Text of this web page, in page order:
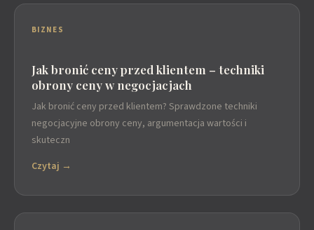
BIZNES
Jak bronić ceny przed klientem – techniki
obrony ceny w negocjacjach
Jak bronić ceny przed klientem? Sprawdzone techniki
negocjacyjne obrony ceny, argumentacja wartości i
skuteczn
Czytaj →